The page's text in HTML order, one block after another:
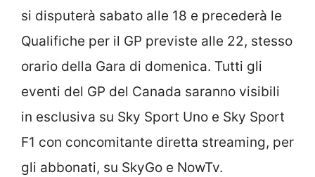
si disputerà sabato alle 18 e precederà le
Qualifiche per il GP previste alle 22, stesso
orario della Gara di domenica. Tutti gli
eventi del GP del Canada saranno visibili
in esclusiva su Sky Sport Uno e Sky Sport
F1 con concomitante diretta streaming, per
gli abbonati, su SkyGo e NowTv.